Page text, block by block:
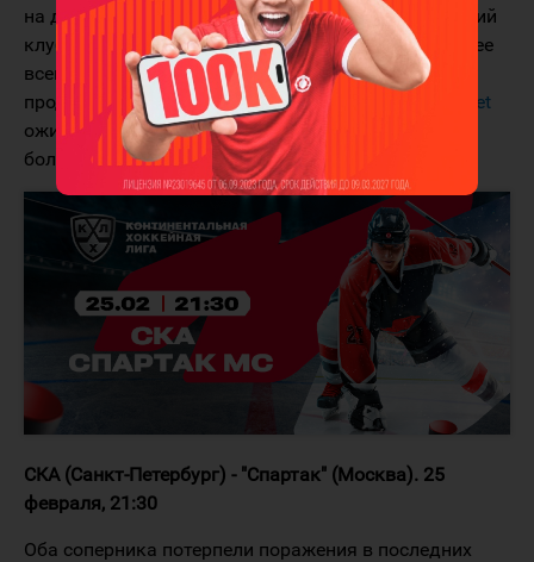
на домашней арене. В этом показателе ярославский
клуб уступает только "Салавату Юлаеву". Вероятнее
всего, в матче с московским "Динамо" лидер КХЛ
продлит свою победную серию. Аналитики
Olimpbet
ожидают победу ярославского клуба в три гола и
более.
СКА (Санкт-Петербург) - "Спартак" (Москва). 25
февраля, 21:30
Оба соперника потерпели поражения в последних